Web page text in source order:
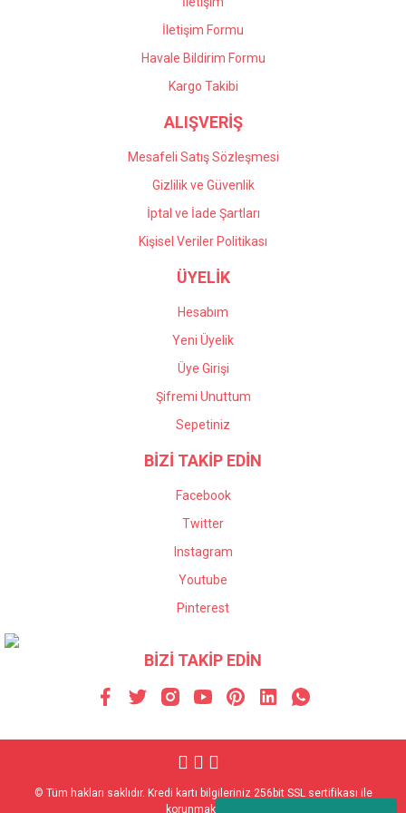
Gönder
İletişim Formu
Havale Bildirim Formu
Kargo Takibi
ALIŞVERİŞ
Mesafeli Satış Sözleşmesi
Gizlilik ve Güvenlik
İptal ve İade Şartları
Kişisel Veriler Politikası
ÜYELİK
Hesabım
Yeni Üyelik
Üye Girişi
Şifremi Unuttum
Sepetiniz
BİZİ TAKİP EDİN
Facebook
Twitter
Instagram
Youtube
Pinterest
BİZİ TAKİP EDİN
© Tüm hakları saklıdır. Kredi kartı bilgileriniz 256bit SSL sertifikası ile
korunmaktadır.